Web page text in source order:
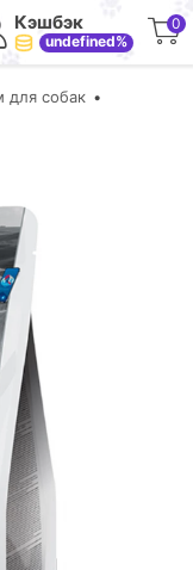
Кэшбэк
undefined%
0
для собак